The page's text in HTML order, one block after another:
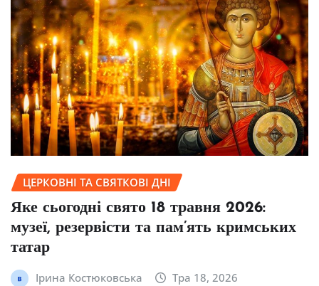
ЦЕРКОВНІ ТА СВЯТКОВІ ДНІ
Яке сьогодні свято 18 травня 2026:
музеї, резервісти та пам’ять кримських
татар
Ірина Костюковська Тра 18, 2026